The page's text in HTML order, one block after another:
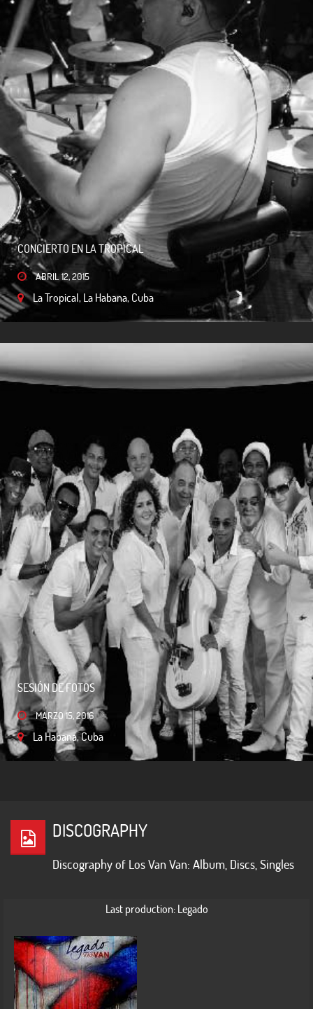
CONCIERTO EN LA TROPICAL
ABRIL 12, 2015
La Tropical, La Habana, Cuba
SESIÓN DE FOTOS
MARZO 15, 2016
La Habana, Cuba
FOTOS VARIADAS
MARZO 13, 2016
La Habana, Cuba
DISCOGRAPHY
Discography of Los Van Van: Album, Discs, Singles
Last production: Legado